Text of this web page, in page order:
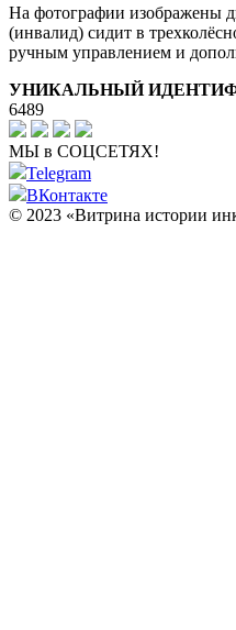
На фотографии изображены
(инвалид) сидит в
ручным управлением и
УНИКАЛЬНЫЙ
6489
МЫ в СОЦСЕТЯХ!
Telegram
ВКонтакте
© 2023 «Витрина истории